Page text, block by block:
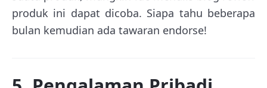
produk ini dapat dicoba. Siapa tahu beberapa
bulan kemudian ada tawaran endorse!